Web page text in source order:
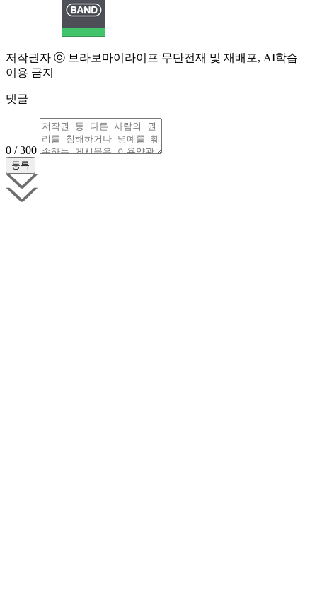
저작권자 ⓒ 브라보마이라이프 무단전재 및 재배포, AI학습
이용 금지
댓글
0 / 300